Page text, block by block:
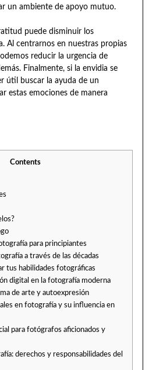
un ambiente de apoyo mutuo.
puede disminuir los
Al centrarnos en nuestras propias
reducir la urgencia de
Finalmente, si la envidia se
útil buscar la ayuda de un
estas emociones de manera
Contents
para principiantes
a través de las décadas
tus habilidades fotográficas
digital en la fotografía moderna
de arte y autoexpresión
en fotografía y su influencia en
para fotógrafos aficionados y
derechos y responsabilidades del